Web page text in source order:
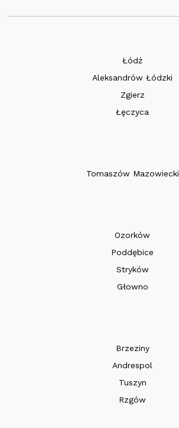
Łódź
Aleksandrów Łódzki
Zgierz
Łęczyca
Ozorków
Poddębice
Stryków
Głowno
Brzeziny
Andrespol
Tuszyn
Rzgów
Tomaszów Mazowiecki